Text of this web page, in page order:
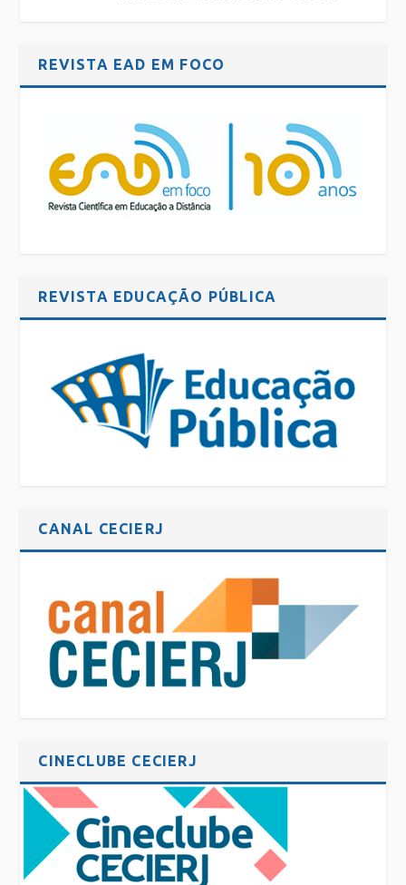
REVISTA EAD EM FOCO
REVISTA EDUCAÇÃO PÚBLICA
CANAL CECIERJ
CINECLUBE CECIERJ